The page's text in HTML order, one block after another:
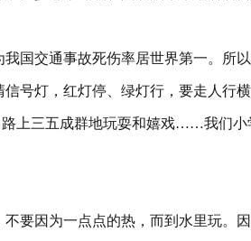
国交通事故死伤率居世界第一。所以
号灯，红灯停、绿灯行，要走人行横
路上三五成群地玩耍和嬉戏……我们小
要因为一点点的热，而到水里玩。